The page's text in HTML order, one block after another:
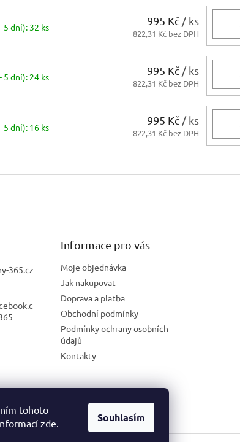
tohoto
zde. Souhlasím
5 dní): 32 ks
995 Kč / ks
822,31 Kč bez DPH
5 dní): 24 ks
995 Kč / ks
822,31 Kč bez DPH
5 dní): 16 ks
995 Kč / ks
822,31 Kč bez DPH
365.cz
Informace pro vás
Moje objednávka
Jak nakupovat
Doprava a platba
Obchodní podmínky
Podmínky ochrany osobních
údajů
Kontakty